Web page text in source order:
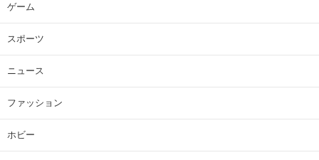
ゲーム
スポーツ
ニュース
ファッション
ホビー